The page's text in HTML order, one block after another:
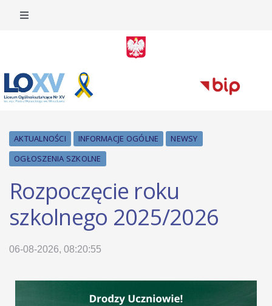
AKTUALNOŚCI INFORMACJE OGÓLNE
NEWSY
OGŁOSZENIA SZKOLNE
Rozpoczęcie roku
szkolnego 2025/2026
06-08-2026, 08:20:55